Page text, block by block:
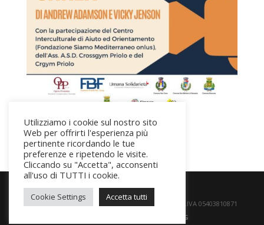
© Copyright OperaProssima.it All right reserved. P.IVA 05403810871
Politica PDG
Utilizziamo i cookie sul nostro sito
Web per offrirti l'esperienza più
pertinente ricordando le tue
preferenze e ripetendo le visite.
Cliccando su "Accetta", acconsenti
all'uso di TUTTI i cookie.
Cookie Settings Accetta tutti